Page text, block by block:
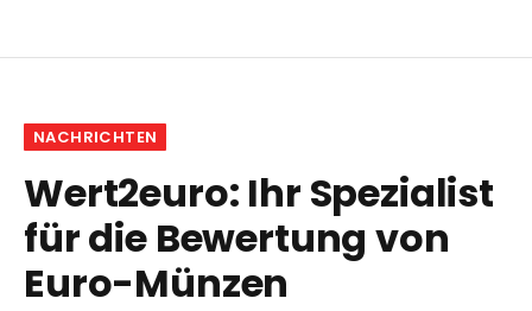
NACHRICHTEN
Wert2euro: Ihr Spezialist
für die Bewertung von
Euro-Münzen